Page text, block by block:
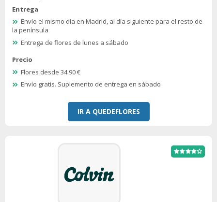
Entrega
Envío el mismo día en Madrid, al día siguiente para el resto de
la península
Entrega de flores de lunes a sábado
Precio
Flores desde 34.90 €
Envío gratis. Suplemento de entrega en sábado
IR A QUEDEFLORES